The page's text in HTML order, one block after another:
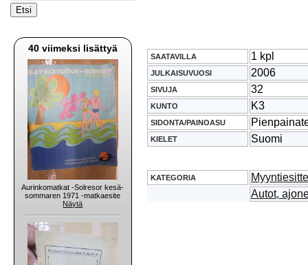
40 viimeksi lisättyä
Aurinkomatkat -Solresor kesä-
sommaren 1971 -matkaesite
Näytä
SAATAVILLA 1 kpl
JULKAISUVUOSI 2006
SIVUJA 32
KUNTO K3
SIDONTA/PAINOASU
KIELET Suomi
KATEGORIA
Autot,